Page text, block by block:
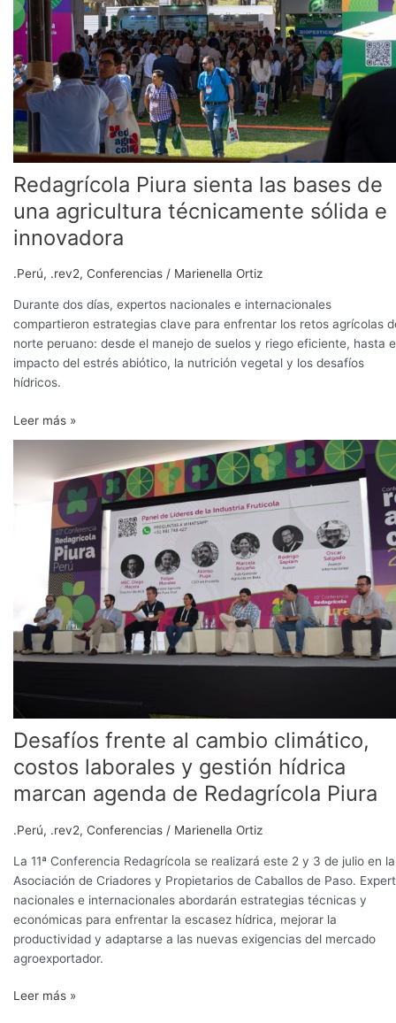
Redagrícola Piura sienta las bases de
una agricultura técnicamente sólida e
innovadora
.Perú, .rev2, Conferencias / Marienella Ortiz
Durante dos días, expertos nacionales e internacionales
compartieron estrategias clave para enfrentar los retos agrícolas
norte peruano: desde el manejo de suelos y riego eficiente, hasta
impacto del estrés abiótico, la nutrición vegetal y los desafíos
hídricos.
las
bases
una
agricultura
técnicamente
sólida
e
innovadora
Leer más »
Desafíos frente al cambio climático,
costos laborales y gestión hídrica
marcan agenda de Redagrícola Piura
.Perú, .rev2, Conferencias / Marienella Ortiz
La 11ª Conferencia Redagrícola se realizará este 2 y 3 de julio en la
Asociación de Criadores y Propietarios de Caballos de Paso.
nacionales e internacionales abordarán estrategias técnicas y
económicas para enfrentar la escasez hídrica, mejorar la
productividad y adaptarse a las nuevas exigencias del mercado
agroexportador.
frente
cambio
climático,
laborales
gestión
hídrica
marcan
agenda
Redagrícola
Piura
Leer más »